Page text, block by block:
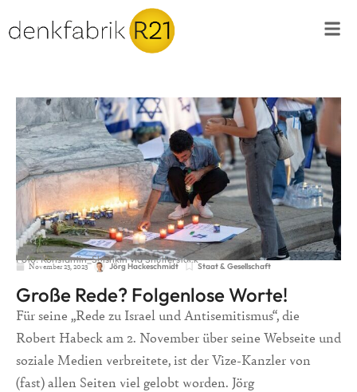
Foto: Konstantin_Shishkin via Shutterstock
November 23, 2023 Jörg Hackeschmidt Staat & Gesellschaft
Große Rede? Folgenlose Worte!
Für seine „Rede zu Israel und Antisemitismus“, die
Robert Habeck am 2. November über seine Webseite und
soziale Medien verbreitete, ist der Vize-Kanzler von
(fast) allen Seiten viel gelobt worden. Jörg